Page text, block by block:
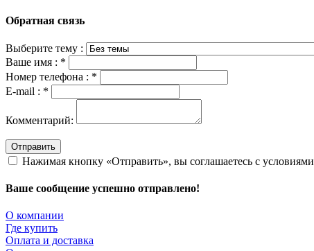
Обратная связь
Выберите тему :
Ваше имя : *
Номер телефона : *
E-mail : *
Комментарий:
Отправить
Нажимая кнопку «Отправить», вы соглашаетесь с условиями
Ваше сообщение успешно отправлено!
О компании
Где купить
Оплата и доставка